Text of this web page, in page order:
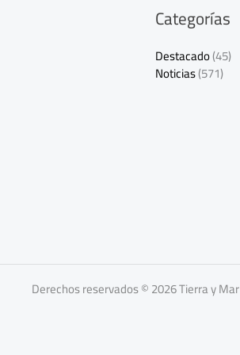
Categorías
Destacado(45)
Noticias(571)
Derechos reservados © 2026 Tierra y Mar